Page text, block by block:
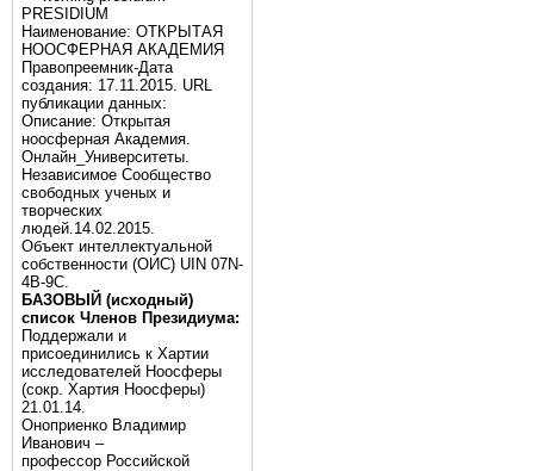
PRESIDIUM
Наименование: ОТКРЫТАЯ
НООСФЕРНАЯ АКАДЕМИЯ
Правопреемник-Дата
создания: 17.11.2015. URL
публикации данных:
Описание: Открытая
ноосферная Академия.
Онлайн_Университеты.
Независимое Сообщество
свободных ученых и
творческих
людей.14.02.2015.
Объект интеллектуальной
собственности (ОИС) UIN 07N-
4B-9C.
БАЗОВЫЙ (исходный)
список Членов Президиума:
Поддержали и
присоединились к Хартии
исследователей Ноосферы
(сокр. Хартия Ноосферы)
21.01.14.
Оноприенко Владимир
Иванович –
профессор Российской